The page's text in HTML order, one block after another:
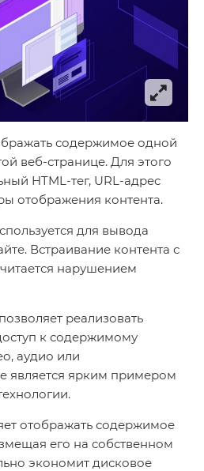
содержимое одной
веб-странице. Для этого
HTML-тег, URL-адрес
отображения контента.
для вывода
Встраивание контента с
нарушением
реализовать
к содержимому
аудио или
является ярким примером
отображать содержимое
его на собственном
экономит дисковое